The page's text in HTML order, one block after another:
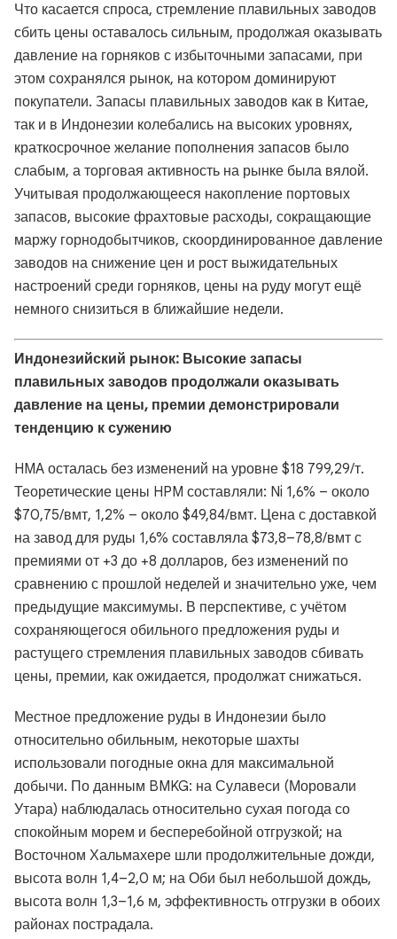
Что касается спроса, стремление плавильных заводов
сбить цены оставалось сильным, продолжая оказывать
давление на горняков с избыточными запасами, при
этом сохранялся рынок, на котором доминируют
покупатели. Запасы плавильных заводов как в Китае,
так и в Индонезии колебались на высоких уровнях,
краткосрочное желание пополнения запасов было
слабым, а торговая активность на рынке была вялой.
Учитывая продолжающееся накопление портовых
запасов, высокие фрахтовые расходы, сокращающие
маржу горнодобытчиков, скоординированное давление
заводов на снижение цен и рост выжидательных
настроений среди горняков, цены на руду могут ещё
немного снизиться в ближайшие недели.
Индонезийский рынок: Высокие запасы
плавильных заводов продолжали оказывать
давление на цены, премии демонстрировали
тенденцию к сужению
HMA осталась без изменений на уровне $18 799,29/т.
Теоретические цены HPM составляли: Ni 1,6% – около
$70,75/вмт, 1,2% – около $49,84/вмт. Цена с доставкой
на завод для руды 1,6% составляла $73,8–78,8/вмт с
премиями от +3 до +8 долларов, без изменений по
сравнению с прошлой неделей и значительно уже, чем
предыдущие максимумы. В перспективе, с учётом
сохраняющегося обильного предложения руды и
растущего стремления плавильных заводов сбивать
цены, премии, как ожидается, продолжат снижаться.
Местное предложение руды в Индонезии было
относительно обильным, некоторые шахты
использовали погодные окна для максимальной
добычи. По данным BMKG: на Сулавеси (Моровали
Утара) наблюдалась относительно сухая погода со
спокойным морем и бесперебойной отгрузкой; на
Восточном Хальмахере шли продолжительные дожди,
высота волн 1,4–2,0 м; на Оби был небольшой дождь,
высота волн 1,3–1,6 м, эффективность отгрузки в обоих
районах пострадала.